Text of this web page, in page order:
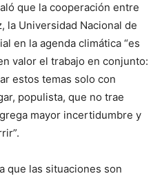
que la cooperación entre
la Universidad Nacional de
en la agenda climática “es
valor el trabajo en conjunto:
estos temas solo con
populista, que no trae
mayor incertidumbre y
que las situaciones son